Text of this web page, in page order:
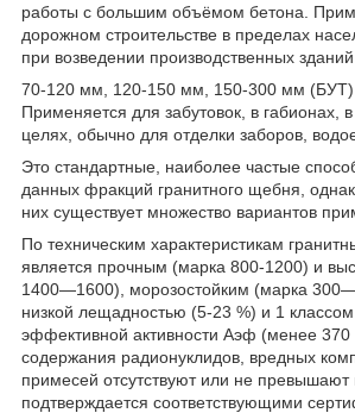
работы с большим объёмом бетона.
дорожном строительстве в пределах
при возведении производственных
70-120 мм, 120-150 мм, 150-300 мм (БУТ)
Применяется для забутовок, в габионах,
целях, обычно для отделки заборов,
Это стандартные, наиболее частые
данных фракций гранитного щебня,
них существует множество вариантов
По техническим характеристикам
является прочным (марка 800-1200) и
1400—1600), морозостойким (марка
низкой лещадностью (5-23 %) и 1
эффективной активности Аэф (менее 370
содержания радионуклидов, вредных
примесей отсутствуют или не
подтверждается соответствующими